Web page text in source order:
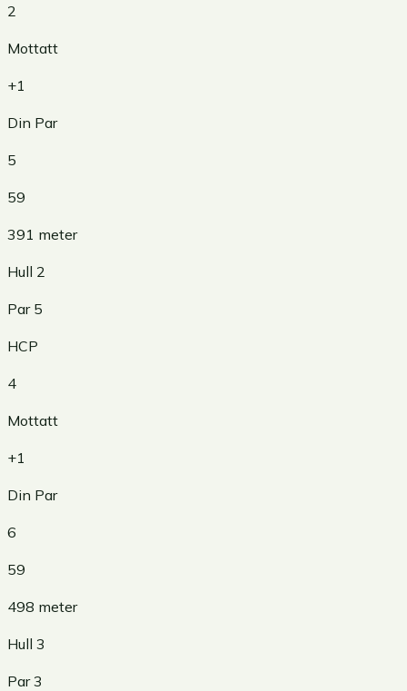
2
Mottatt
+1
Din Par
5
59
391 meter
Hull 2
Par 5
HCP
4
Mottatt
+1
Din Par
6
59
498 meter
Hull 3
Par3